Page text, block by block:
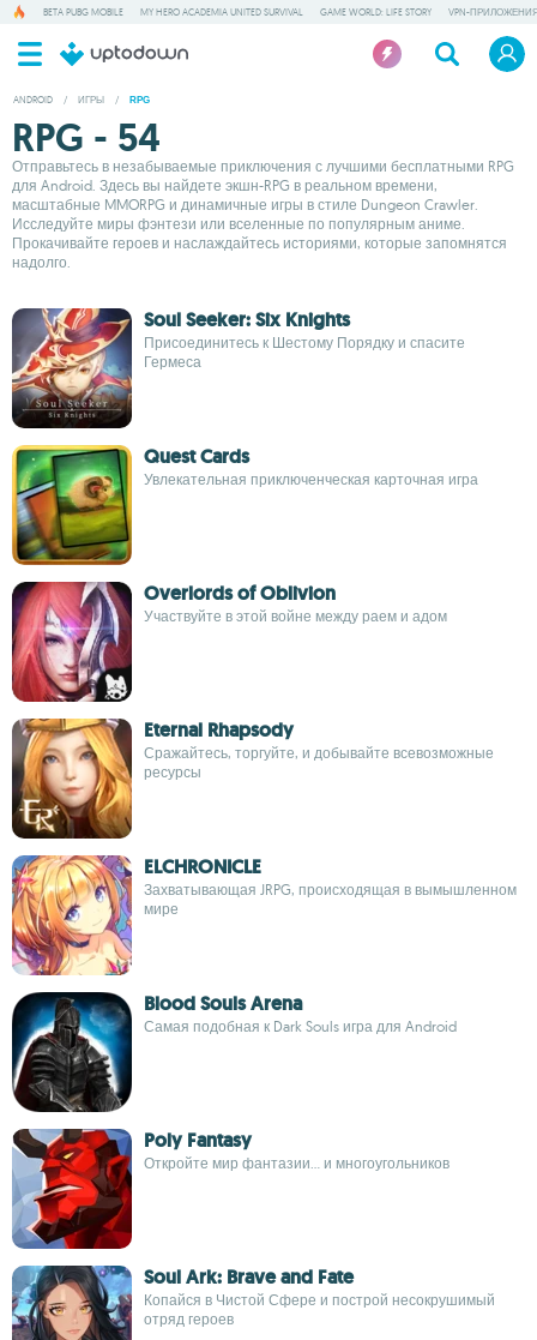
BETA PUBG MOBILE MY HERO ACADEMIA UNITED SURVIVAL GAME WORLD: LIFE STORY VPN-
ANDROID / ИГРЫ / RPG
RPG - 54
Отправьтесь в незабываемые приключения с лучшими бесплатными RPG
для Android. Здесь вы найдете экшн-RPG в реальном времени,
масштабные MMORPG и динамичные игры в стиле Dungeon Crawler.
Исследуйте миры фэнтези или вселенные по популярным аниме.
Прокачивайте героев и наслаждайтесь историями, которые запомнятся
надолго.
Soul Seeker: Six Knights
Присоединитесь к Шестому Порядку и спасите
Гермеса
Quest Cards
Увлекательная приключенческая карточная игра
Overlords of Oblivion
Участвуйте в этой войне между раем и адом
Eternal Rhapsody
Сражайтесь, торгуйте, и добывайте всевозможные
ресурсы
ELCHRONICLE
Захватывающая JRPG, происходящая в вымышленном
мире
Blood Souls Arena
Самая подобная к Dark Souls игра для Android
Poly Fantasy
Откройте мир фантазии... и многоугольников
Soul Ark: Brave and Fate
Копайся в Чистой Сфере и построй несокрушимый
отряд героев